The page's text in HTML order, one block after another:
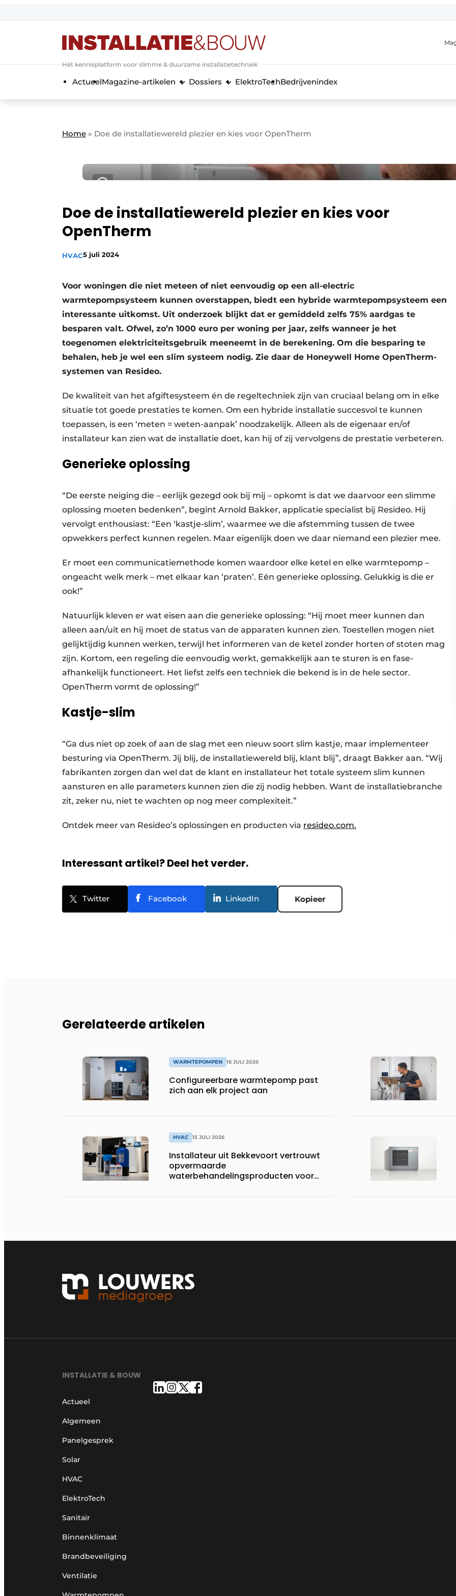
Algemene voorwaarden
Banner overzicht
BedrijvenAanmeldenBedankt voor de aanmelding
Bedrijven
Evenement aanmelden
Podcasts
Vacature aanmelden
Vacatures
Hét kennisplatform voor slimme & duurzame installatietechniek
ActueelMagazine-artikelen Dossiers ElektroTechBedrijvenindex
Home » Doe de installatiewereld plezier en kies voor OpenTherm
Doe de installatiewereld plezier en kies voor
OpenTherm
HVAC5 juli 2024
Voor woningen die niet meteen of niet eenvoudig op een all-electric
warmtepompsysteem kunnen overstappen, biedt een hybride warmtepompsysteem een
interessante uitkomst. Uit onderzoek blijkt dat er gemiddeld zelfs 75% aardgas te
besparen valt. Ofwel, zo’n 1000 euro per woning per jaar, zelfs wanneer je het
toegenomen elektriciteitsgebruik meeneemt in de berekening. Om die besparing te
behalen, heb je wel een slim systeem nodig. Zie daar de Honeywell Home OpenTherm-
systemen van Resideo.
De kwaliteit van het afgiftesysteem én de regeltechniek zijn van cruciaal belang om in elke
situatie tot goede prestaties te komen. Om een hybride installatie succesvol te kunnen
toepassen, is een ‘meten = weten-aanpak’ noodzakelijk. Alleen als de eigenaar en/of
installateur kan zien wat de installatie doet, kan hij of zij vervolgens de prestatie verbeteren.
Generieke oplossing
“De eerste neiging die – eerlijk gezegd ook bij mij – opkomt is dat we daarvoor een slimme
oplossing moeten bedenken”, begint Arnold Bakker, applicatie specialist bij Resideo. Hij
vervolgt enthousiast: “Een ‘kastje-slim’, waarmee we die afstemming tussen de twee
opwekkers perfect kunnen regelen. Maar eigenlijk doen we daar niemand een plezier mee.
Er moet een communicatiemethode komen waardoor elke ketel en elke warmtepomp –
ongeacht welk merk – met elkaar kan ‘praten’. Eén generieke oplossing. Gelukkig is die er
ook!”
Natuurlijk kleven er wat eisen aan die generieke oplossing: “Hij moet meer kunnen dan
alleen aan/uit en hij moet de status van de apparaten kunnen zien. Toestellen mogen niet
gelijktijdig kunnen werken, terwijl het informeren van de ketel zonder horten of stoten mag
zijn. Kortom, een regeling die eenvoudig werkt, gemakkelijk aan te sturen is en fase-
afhankelijk functioneert. Het liefst zelfs een techniek die bekend is in de hele sector.
OpenTherm vormt de oplossing!”
Kastje-slim
“Ga dus niet op zoek of aan de slag met een nieuw soort slim kastje, maar implementeer
besturing via OpenTherm. Jij blij, de installatiewereld blij, klant blij”, draagt Bakker aan. “Wij
fabrikanten zorgen dan wel dat de klant en installateur het totale systeem slim kunnen
aansturen en alle parameters kunnen zien die zij nodig hebben. Want de installatiebranche
zit, zeker nu, niet te wachten op nog meer complexiteit.”
Ontdek meer van Resideo’s oplossingen en producten via resideo.com.
Interessant artikel? Deel het verder.
Twitter Facebook LinkedIn Kopieer
Gerelateerde artikelen
WARMTEPOMPEN 16 JULI 2026
Configureerbare warmtepomp past
zich aan elk project aan
HVAC 15 JULI 2026
Installateur uit Bekkevoort vertrouwt
opvermaarde
waterbehandelingsproducten voor
INSTALLATIE & BOUW
Actueel
Algemeen
Panelgesprek
Solar
HVAC
ElektroTech
Sanitair
Binnenklimaat
Brandbeveiliging
Ventilatie